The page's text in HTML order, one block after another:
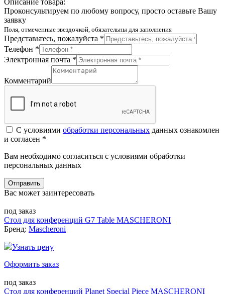
Проконсультируем по любому вопросу, просто оставьте Вашу
заявку
Поля, отмеченные звездочкой, обязательны для заполнения
Представьтесь, пожалуйста *
Телефон *
Электронная почта *
Комментарий
С условиями обработки персональных данных ознакомлен
и согласен *
Вам необходимо согласиться с условиями обработки
персональных данных
Отправить
Вас может заинтересовать
под заказ
Стол для конференций G7 Table MASCHERONI
Бренд: Mascheroni
Узнать цену
Оформить заказ
под заказ
Стол для конференций Planet Special Piece MASCHERONI